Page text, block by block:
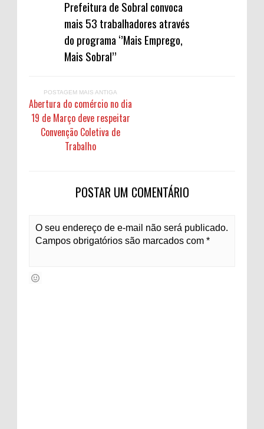
Prefeitura de Sobral convoca
mais 53 trabalhadores através
do programa ‘’Mais Emprego,
Mais Sobral’’
POSTAGEM MAIS ANTIGA
Abertura do comércio no dia
19 de Março deve respeitar
Convenção Coletiva de
Trabalho
POSTAR UM COMENTÁRIO
O seu endereço de e-mail não será publicado.
Campos obrigatórios são marcados com *